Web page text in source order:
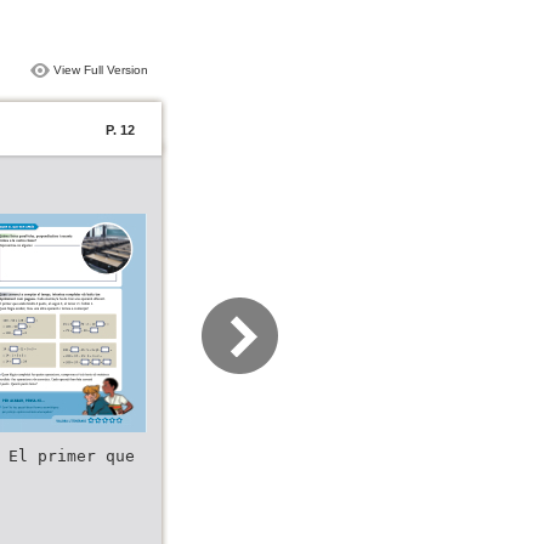
View Full Version
P. 12
El primer que